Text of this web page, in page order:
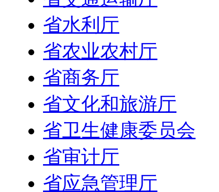
省水利厅
省农业农村厅
省商务厅
省文化和旅游厅
省卫生健康委员会
省审计厅
省应急管理厅